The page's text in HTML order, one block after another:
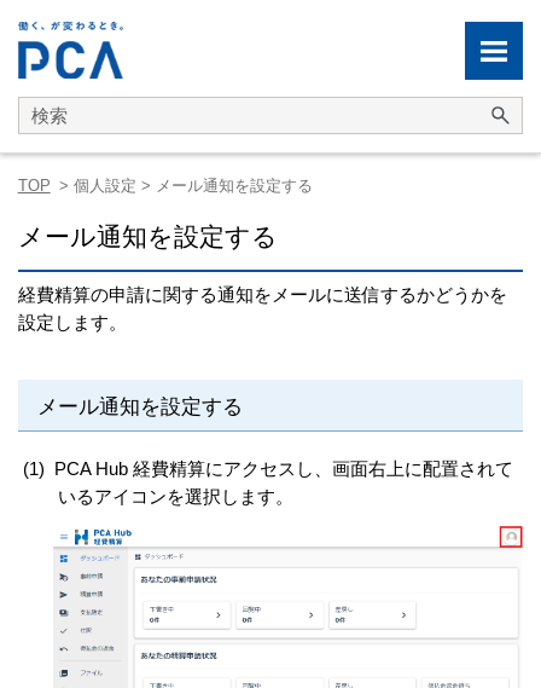
TOP > 個人設定 > メール通知を設定する
メール通知を設定する
経費精算の申請に関する通知をメールに送信するかどうかを
設定します。
メール通知を設定する
(1)
PCA Hub 経費精算にアクセスし、画面右上に配置されて
いるアイコンを選択します。